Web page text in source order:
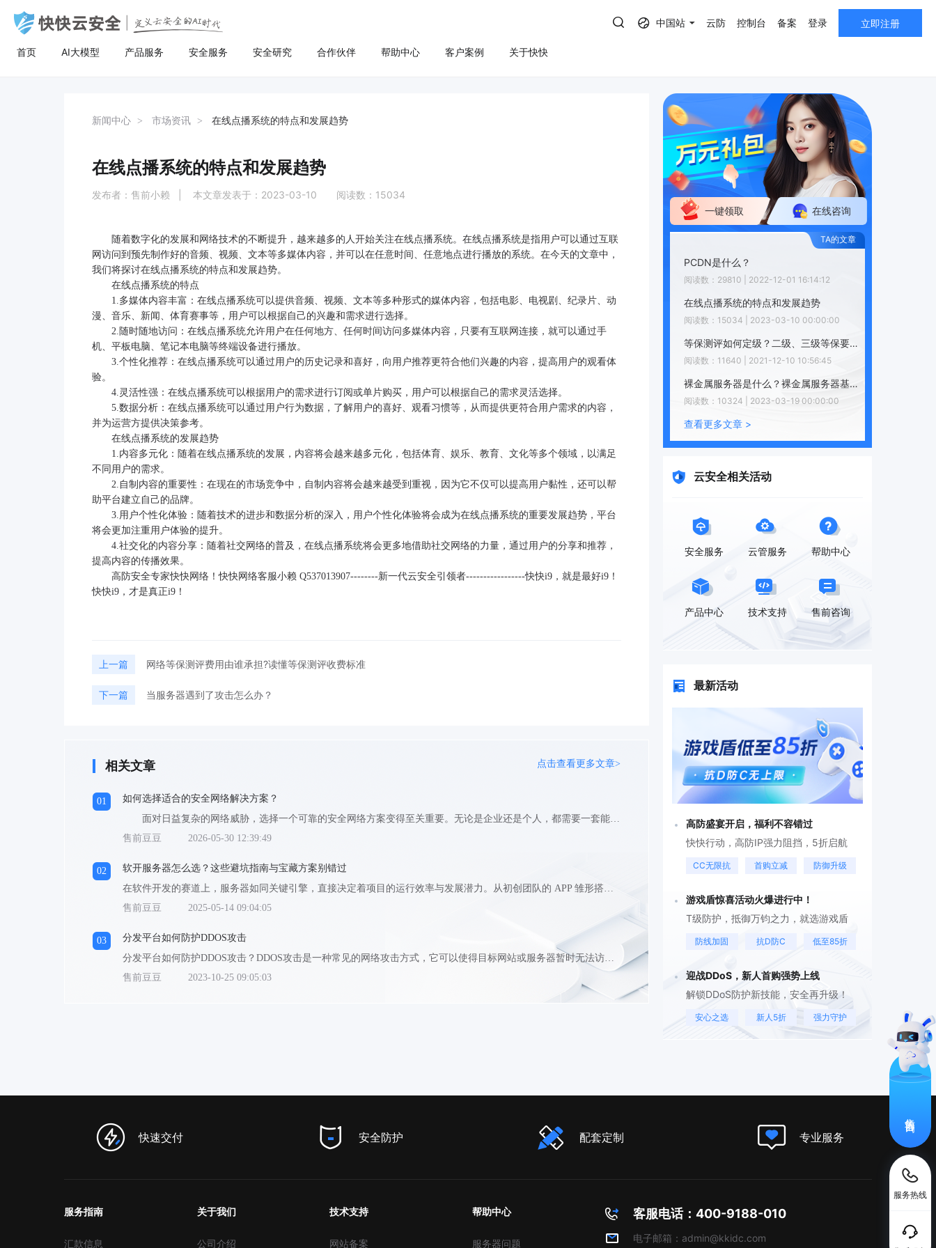
首页 AI大模型
AI模型接入服务，通过统一的标准API接
定、高性价比地灵活调用大模型，助力业
务智能升级。
产品服务
特点，需求及预算，个性化定制服务器租
需求，提供各种环境的基础架构资源，从
计算资源、存储资源网络资源到跨数据中多线服务器
大带宽服务器
安全云服务器(企业级)
华为云BGP 游戏盾（SDK版）
快快盾（PC端游戏安全） 云防火墙
安全服务
用系统中隐藏的漏洞，根据评估工具给出
员进行安全加固，防患于未然。
安全加固
代码审计
移动应用安全
安全研究 合作伙伴 帮助中心 客户案例 关于快快
以“Al+安全”为核心战略，定义云安全的Al
福州、济南、宁波等多个分公司，已服务
超过22万家客户，员工总数超500人，业
务遍及全国26个省市。
举报中心
加入我们
 中国站 云防 控制台 备案 登录 立即注册
新闻中心 市场资讯 在线点播系统的特点和发展趋势
在线点播系统的特点和发展趋势
发布者：售前小赖 | 本文章发表于：2023-03-10 阅读数：15034
随着数字化的发展和网络技术的不断提升，越来越多的人开始关注在线点播系统。在线点播系统是指用户可以通过互联
网访问到预先制作好的音频、视频、文本等多媒体内容，并可以在任意时间、任意地点进行播放的系统。在今天的文章中，
我们将探讨在线点播系统的特点和发展趋势。
在线点播系统的特点
1.多媒体内容丰富：在线点播系统可以提供音频、视频、文本等多种形式的媒体内容，包括电影、电视剧、纪录片、动
漫、音乐、新闻、体育赛事等，用户可以根据自己的兴趣和需求进行选择。
2.随时随地访问：在线点播系统允许用户在任何地方、任何时间访问多媒体内容，只要有互联网连接，就可以通过手
机、平板电脑、笔记本电脑等终端设备进行播放。
3.个性化推荐：在线点播系统可以通过用户的历史记录和喜好，向用户推荐更符合他们兴趣的内容，提高用户的观看体
验。
4.灵活性强：在线点播系统可以根据用户的需求进行订阅或单片购买，用户可以根据自己的需求灵活选择。
5.数据分析：在线点播系统可以通过用户行为数据，了解用户的喜好、观看习惯等，从而提供更符合用户需求的内容，
并为运营方提供决策参考。
在线点播系统的发展趋势
1.内容多元化：随着在线点播系统的发展，内容将会越来越多元化，包括体育、娱乐、教育、文化等多个领域，以满足
不同用户的需求。
2.自制内容的重要性：在现在的市场竞争中，自制内容将会越来越受到重视，因为它不仅可以提高用户黏性，还可以帮
助平台建立自己的品牌。
3.用户个性化体验：随着技术的进步和数据分析的深入，用户个性化体验将会成为在线点播系统的重要发展趋势，平台
将会更加注重用户体验的提升。
4.社交化的内容分享：随着社交网络的普及，在线点播系统将会更多地借助社交网络的力量，通过用户的分享和推荐，
提高内容的传播效果。
高防安全专家快快网络！快快网络客服小赖 Q537013907--------新一代云安全引领者-----------------快快i9，就是最好i9！
快快i9，才是真正i9！
上一篇 网络等保测评费用由谁承担?读懂等保测评收费标准
下一篇 当服务器遇到了攻击怎么办？
相关文章 点击查看更多文章>
01
如何选择适合的安全网络解决方案？
面对日益复杂的网络威胁，选择一个可靠的安全网络方案变得至关重要。无论是企业还是个人，都需要一套能有效抵御攻击、保障数据顺畅的防护体系。这里将探讨安全网络的核心价值，分析不同场景下的需求，并为你梳理出清晰的决策路径。 为什么企业需要专业的安全网络防护？ 网络攻击手段不断翻新，从常见的DDoS洪水攻击到更隐蔽的应用层入侵，传统防火墙往往力不从心。专业的安全网络方案能提供多层防御，不仅应对流量型攻击，还能精准识别并阻断恶意请求。对于在线业务，尤其是游戏、金融或电商平台，几分钟的服务中断就可能带来巨大损失。一个稳固的安全网络就像数字世界的“保镖”，7×24小时监控异常流量，确保核心业务不受干扰。 如何根据业务类型选择安全网络服务？ 不同的业务对安全的需求侧重点不同。如果你的网站或应用面临大量DDoS攻击，那么具备强大流量清洗能力的高防IP或高防服务器会是基础选择。它们能有效抵御大规模网络层攻击，确保服务器不因流量过载而瘫痪。对于更注重应用安全，需要防护SQL注入、跨站脚本等Web攻击的场景，WAF应用防火墙则更为关键。它能深入分析HTTP/HTTPS请求，过滤恶意流量，保护网站程序和数据安全。 安全网络如何与现有业务架构融合？ 部署安全方案不应影响用户体验和业务连续性。优秀的服务提供商会提供灵活的接入方式，例如通过DNS解析或IP牵引，无需改动现有服务器配置即可快速接入防护。同时，方案应具备弹性扩展能力，在攻击峰值时自动调度更多防护资源，平时则按需计费，避免资源浪费。选择时，要关注服务商的网络质量和清洗中心分布，这直接决定了防护的及时性和有效性。 一个全面的安全网络体系，往往需要组合多种产品。例如，将高防IP或高防服务器作为底层基础设施，抵御大流量攻击；再结合WAF防护应用层威胁；对于内容分发和加速需求，SCDN可以同时提供安全与加速能力。快快网络作为综合云安全服务商，提供了从网络层到应用层的一站式解决方案，其高防IP、WAF等产品可以灵活搭配，帮助用户构建纵深防御体系。关键在于明确自身业务最脆弱的环节，优先加固，再逐步完善整体防护。
售前豆豆
2026-05-30 12:39:49
02
软开服务器怎么选？这些避坑指南与宝藏方案别错过
在软件开发的赛道上，服务器如同关键引擎，直接决定着项目的运行效率与发展潜力。从初创团队的 APP 雏形搭建，到大型企业复杂系统的迭代升级，选择合适的软开服务器都是重中之重。一旦服务器选型不当，后续的开发卡顿、系统崩溃、成本激增等问题将成为难以跨越的阻碍。那么，究竟该如何挑选软开服务器？又有哪些值得关注的优质选择呢？1、摸清软开需求挑选软开服务器，首要任务是精准定位自身需求。不同类型的软件开发项目，对服务器的性能要求存在显著差异。一个简单的静态展示型网站，基础配置的服务器就能轻松驾驭；但如果是开发大型多人在线游戏、实时数据分析平台，就对服务器的 CPU 运算能力、内存吞吐量、存储读写速度提出了严苛要求。用户规模也是重要考量因素。若项目面向内部几十人使用，并发访问量低，无需追求过高配置；而面向全球用户的社交软件，在上线初期就要预留应对海量用户并发访问的能力。同时，开发语言和框架也会影响服务器适配性，基于 Java 的项目更适配 Linux 系统，采用.NET 框架的应用则在 Windows Server 环境下如鱼得水。2、软开服务器配置怎么选择搭配2.1软开CPUCPU 作为服务器的 “心脏”，其性能直接关乎数据处理速度。对于复杂的软件开发任务，多核心、高主频的 CPU 能高效处理计算密集型工作。英特尔至强系列处理器，凭借出色的多线程处理能力，成为众多开发者的青睐之选。2.2软开内存充足的内存是服务器流畅运行的保障。当服务器同时处理大量数据和多个并发请求时，内存不足会导致系统响应迟缓，甚至出现宕机。在运行数据库、中间件等关键组件时，更需要预留足够内存空间。一般而言，小型项目 8GB 内存起步，中型项目 16 - 32GB 较为合适，大型复杂项目则建议 64GB 及以上。2.3软开硬盘存储方面，对于频繁读写数据的数据库服务器，使用 SSD 能显著提升数据存取效率。在容量规划上，要充分预估项目数据增长趋势，避免因存储空间不足影响项目推进。2.4软开网络线路服务器的网络性能直接影响用户体验。高带宽、低延迟的网络环境能确保数据快速传输，减少用户等待时间。对于面向全球用户的软件项目，服务器的网络节点分布至关重要，具备优质网络资源和多节点部署能力的服务商，能有效提升不同地区用户的访问速度和稳定性。3、软开服务器推荐快快网络弹性云在寻找理想软开服务器的过程中，快快网络弹性云无疑是一个值得深入了解的选择。它基于先进的云计算技术，具备强大的弹性扩展能力。当软件开发项目迎来用户增长高峰期，或是需要进行大规模数据计算时，只需简单操作，就能快速增加 CPU、内存、存储等资源，无需担心硬件限制。这种弹性不仅让项目能够从容应对流量波动，还避免了资源闲置造成的成本浪费，真正实现了按需使用、灵活调配。选择软开服务器是一个综合考量的过程，需要从需求、性能、部署方式等多个维度进行权衡。快快网络弹性云凭借其弹性灵活、网络优质、服务贴心等优势，为软件开发项目提供了可靠的支撑。在数字化发展的浪潮中，不妨深入了解快快网络弹性云，或许它就是你一直在寻找的理想服务器方案，助力你的软件开发项目稳步前行、绽放光彩。
售前豆豆
2025-05-14 09:04:05
03
分发平台如何防护DDOS攻击
分发平台如何防护DDOS攻击？DDOS攻击是一种常见的网络攻击方式，它可以使得目标网站或服务器暂时无法访问。对于分发平台来说，DDOS攻击的危害更大，因为它会影响到平台上的所有用户。那么，分发平台如何防护DDOS攻击呢？分发平台如何防护DDOS攻击①加强网络安全防护分发平台需要加强网络安全防护，包括在服务器上安装防火墙、入侵检测系统、安全加固等措施，从而防止黑客入侵和攻击。同时，分发平台也需要对所有用户进行身份验证和访问授权，以防止非法用户的访问和攻击。②分析攻击流量分发平台需要对所有的网络流量进行监控和分析，及时发现异常流量和攻击流量，并迅速采取相应的防御措施。例如，可以通过分析攻击流量的IP地址、来源等信息，对恶意攻击者进行封锁或追踪。③使用CDN技术分发平台可以使用CDN（内容分发网络）技术来分散流量，减轻服务器的压力，从而降低DDOS攻击的影响。CDN技术可以将网站或应用程序的内容分发到全球各地的服务器上，用户可以从离自己最近的服务器上获取内容，从而提高访问速度和稳定性。④实时备份和恢复分发平台需要进行实时备份和恢复，以防止数据丢失和系统崩溃。在遭受DDOS攻击时，分发平台可以及时切换到备用服务器上，保证用户的访问和服务不中断。同时，分发平台也需要定期测试备份和恢复的可靠性和有效性。以上就是分发平台防护DDOS攻击的一些措施，当然，还有很多其他的防御方式，分发平台需要根据自身的情况和需求来选择和实施。最重要的是，分发平台需要时刻关注网络安全和风险，不断更新和加强防御措施，保护用户的数据和隐私安全。
售前豆豆
2023-10-25 09:05:03
一键领取 在线咨询
PCDN是什么？
阅读数：29810 | 2022-12-01 16:14:12
在线点播系统的特点和发展趋势
阅读数：15034 | 2023-03-10 00:00:00
等保测评如何定级？二级、三级等保要求有哪些？全面解说看小赖！
阅读数：11640 | 2021-12-10 10:56:45
裸金属服务器是什么？裸金属服务器基本概念
阅读数：10324 | 2023-03-19 00:00:00
查看更多文章 >
云安全相关活动
安全服务 云管服务 帮助中心
产品中心 技术支持 售前咨询
最新活动
高防盛宴开启，福利不容错过
快快行动，高防IP强力阻挡，5折启航
CC无限抗 首购立减 防御升级
游戏盾惊喜活动火爆进行中！
T级防护，抵御万钧之力，就选游戏盾
防线加固 抗D防C 低至85折
迎战DDoS，新人首购强势上线
解锁DDoS防护新技能，安全再升级！
安心之选 新人5折 强力守护
服务热线
快速交付 安全防护 配套定制 专业服务
服务指南
汇款信息
关于我们
公司介绍
技术支持
网站备案
帮助中心
服务器问题
客服电话：400-9188-010
电子邮箱：admin@kkidc.com